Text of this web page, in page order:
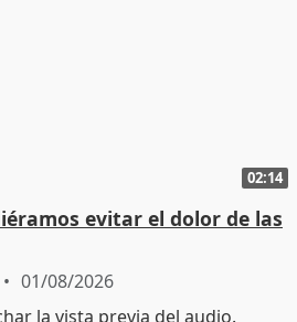
02:14
evitar el dolor de las
01/08/2026